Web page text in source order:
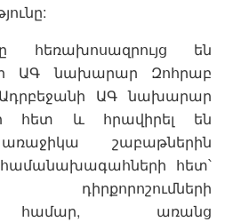
հեռախոսազրույց են
ԱԳ նախարար Զոհրաբ
ԱԳ նախարար
հետ և հրավիրել են
շաբաթներին
հետ՝
դիրքորոշումների
համար, առանց